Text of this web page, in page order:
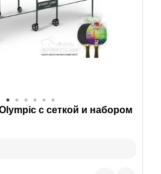
с сеткой и набором